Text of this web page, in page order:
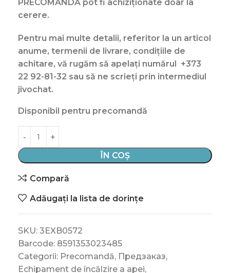
PRECOMANDĂ pot fi achiziționate doar la
cerere.
Pentru mai multe detalii, referitor la un articol
anume, termenii de livrare, condițiile de
achitare, vă rugăm să apelați numărul +373
22 92-81-32 sau să ne scrieți prin intermediul
jivochat.
Disponibil pentru precomandă
ÎN COȘ
Compară
Adăugați la lista de dorințe
SKU: 3EXB0572
Barcode: 8591353023485
Categorii: Precomandă, Предзаказ,
Echipament de încălzire a apei,